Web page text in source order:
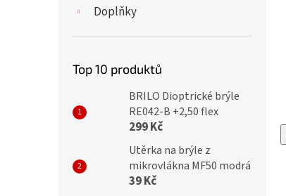
Doplňky
Top 10 produktů
BRILO Dioptrické brýle
RE042-B +2,50 flex
299 Kč
Utěrka na brýle z
mikrovlákna MF50 modrá
39 Kč